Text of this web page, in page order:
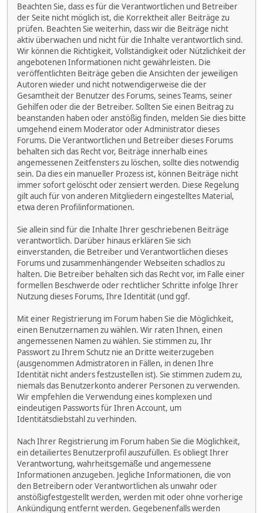
Beachten Sie, dass es für die Verantwortlichen und Betreiber
der Seite nicht möglich ist, die Korrektheit aller Beiträge zu
prüfen. Beachten Sie weiterhin, dass wir die Beiträge nicht
aktiv überwachen und nicht für die Inhalte verantwortlich sind.
Wir können die Richtigkeit, Vollständigkeit oder Nützlichkeit der
angebotenen Informationen nicht gewährleisten. Die
veröffentlichten Beiträge geben die Ansichten der jeweiligen
Autoren wieder und nicht notwendigerweise die der
Gesamtheit der Benutzer des Forums, seines Teams, seiner
Gehilfen oder die der Betreiber. Sollten Sie einen Beitrag zu
beanstanden haben oder anstößig finden, melden Sie dies bitte
umgehend einem Moderator oder Administrator dieses
Forums. Die Verantwortlichen und Betreiber dieses Forums
behalten sich das Recht vor, Beiträge innerhalb eines
angemessenen Zeitfensters zu löschen, sollte dies notwendig
sein. Da dies ein manueller Prozess ist, können Beiträge nicht
immer sofort gelöscht oder zensiert werden. Diese Regelung
gilt auch für von anderen Mitgliedern eingestelltes Material,
etwa deren Profilinformationen.
Sie allein sind für die Inhalte Ihrer geschriebenen Beiträge
verantwortlich. Darüber hinaus erklären Sie sich
einverstanden, die Betreiber und Verantwortlichen dieses
Forums und zusammenhängender Webseiten schadlos zu
halten. Die Betreiber behalten sich das Recht vor, im Falle einer
formellen Beschwerde oder rechtlicher Schritte infolge Ihrer
Nutzung dieses Forums, Ihre Identität (und ggf.
Mit einer Registrierung im Forum haben Sie die Möglichkeit,
einen Benutzernamen zu wählen. Wir raten Ihnen, einen
angemessenen Namen zu wählen. Sie stimmen zu, Ihr
Passwort zu Ihrem Schutz nie an Dritte weiterzugeben
(ausgenommen Admistratoren in Fällen, in denen Ihre
Identität nicht anders festzustellen ist). Sie stimmen zudem zu,
niemals das Benutzerkonto anderer Personen zu verwenden.
Wir empfehlen die Verwendung eines komplexen und
eindeutigen Passworts für Ihren Account, um
Identitätsdiebstahl zu verhinden.
Nach Ihrer Registrierung im Forum haben Sie die Möglichkeit,
ein detailiertes Benutzerprofil auszufüllen. Es obliegt Ihrer
Verantwortung, wahrheitsgemäße und angemessene
Informationen anzugeben. Jegliche Informationen, die von
den Betreibern oder Verantwortlichen als unwahr oder
anstößigfestgestellt werden, werden mit oder ohne vorherige
Ankündigung entfernt werden. Gegebenenfalls werden